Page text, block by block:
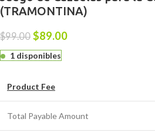
(TRAMONTINA)
$99.00 $89.00
1 disponibles
Product Fee
Total Payable Amount